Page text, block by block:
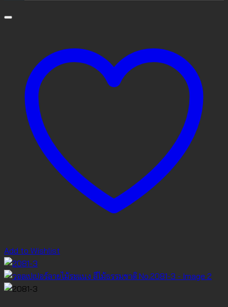
Add to Wishlist